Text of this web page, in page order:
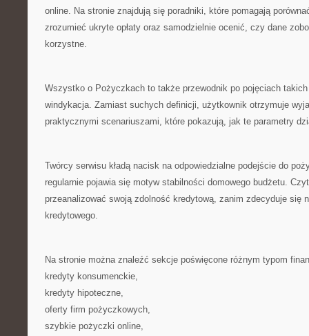
online. Na stronie znajdują się poradniki, które pomagają
zrozumieć ukryte opłaty oraz samodzielnie ocenić, czy dane
korzystne.
Wszystko o Pożyczkach to także przewodnik po pojęciach
windykacja. Zamiast suchych definicji, użytkownik otrzymuje
praktycznymi scenariuszami, które pokazują, jak te parametry
Twórcy serwisu kładą nacisk na odpowiedzialne podejście do
regularnie pojawia się motyw stabilności domowego budżetu.
przeanalizować swoją zdolność kredytową, zanim zdecyduje się
kredytowego.
Na stronie można znaleźć sekcje poświęcone różnym typom
kredyty konsumenckie,
kredyty hipoteczne,
oferty firm pożyczkowych,
szybkie pożyczki online,